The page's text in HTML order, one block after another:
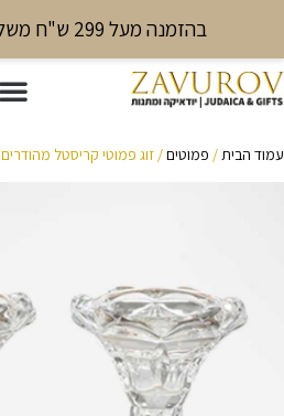
בהזמנה מעל 299 ש"ח משלוח חינם עד הבית
עמוד הבית/ פמוטים/ זוג פמוטי קריסטל מהודרים